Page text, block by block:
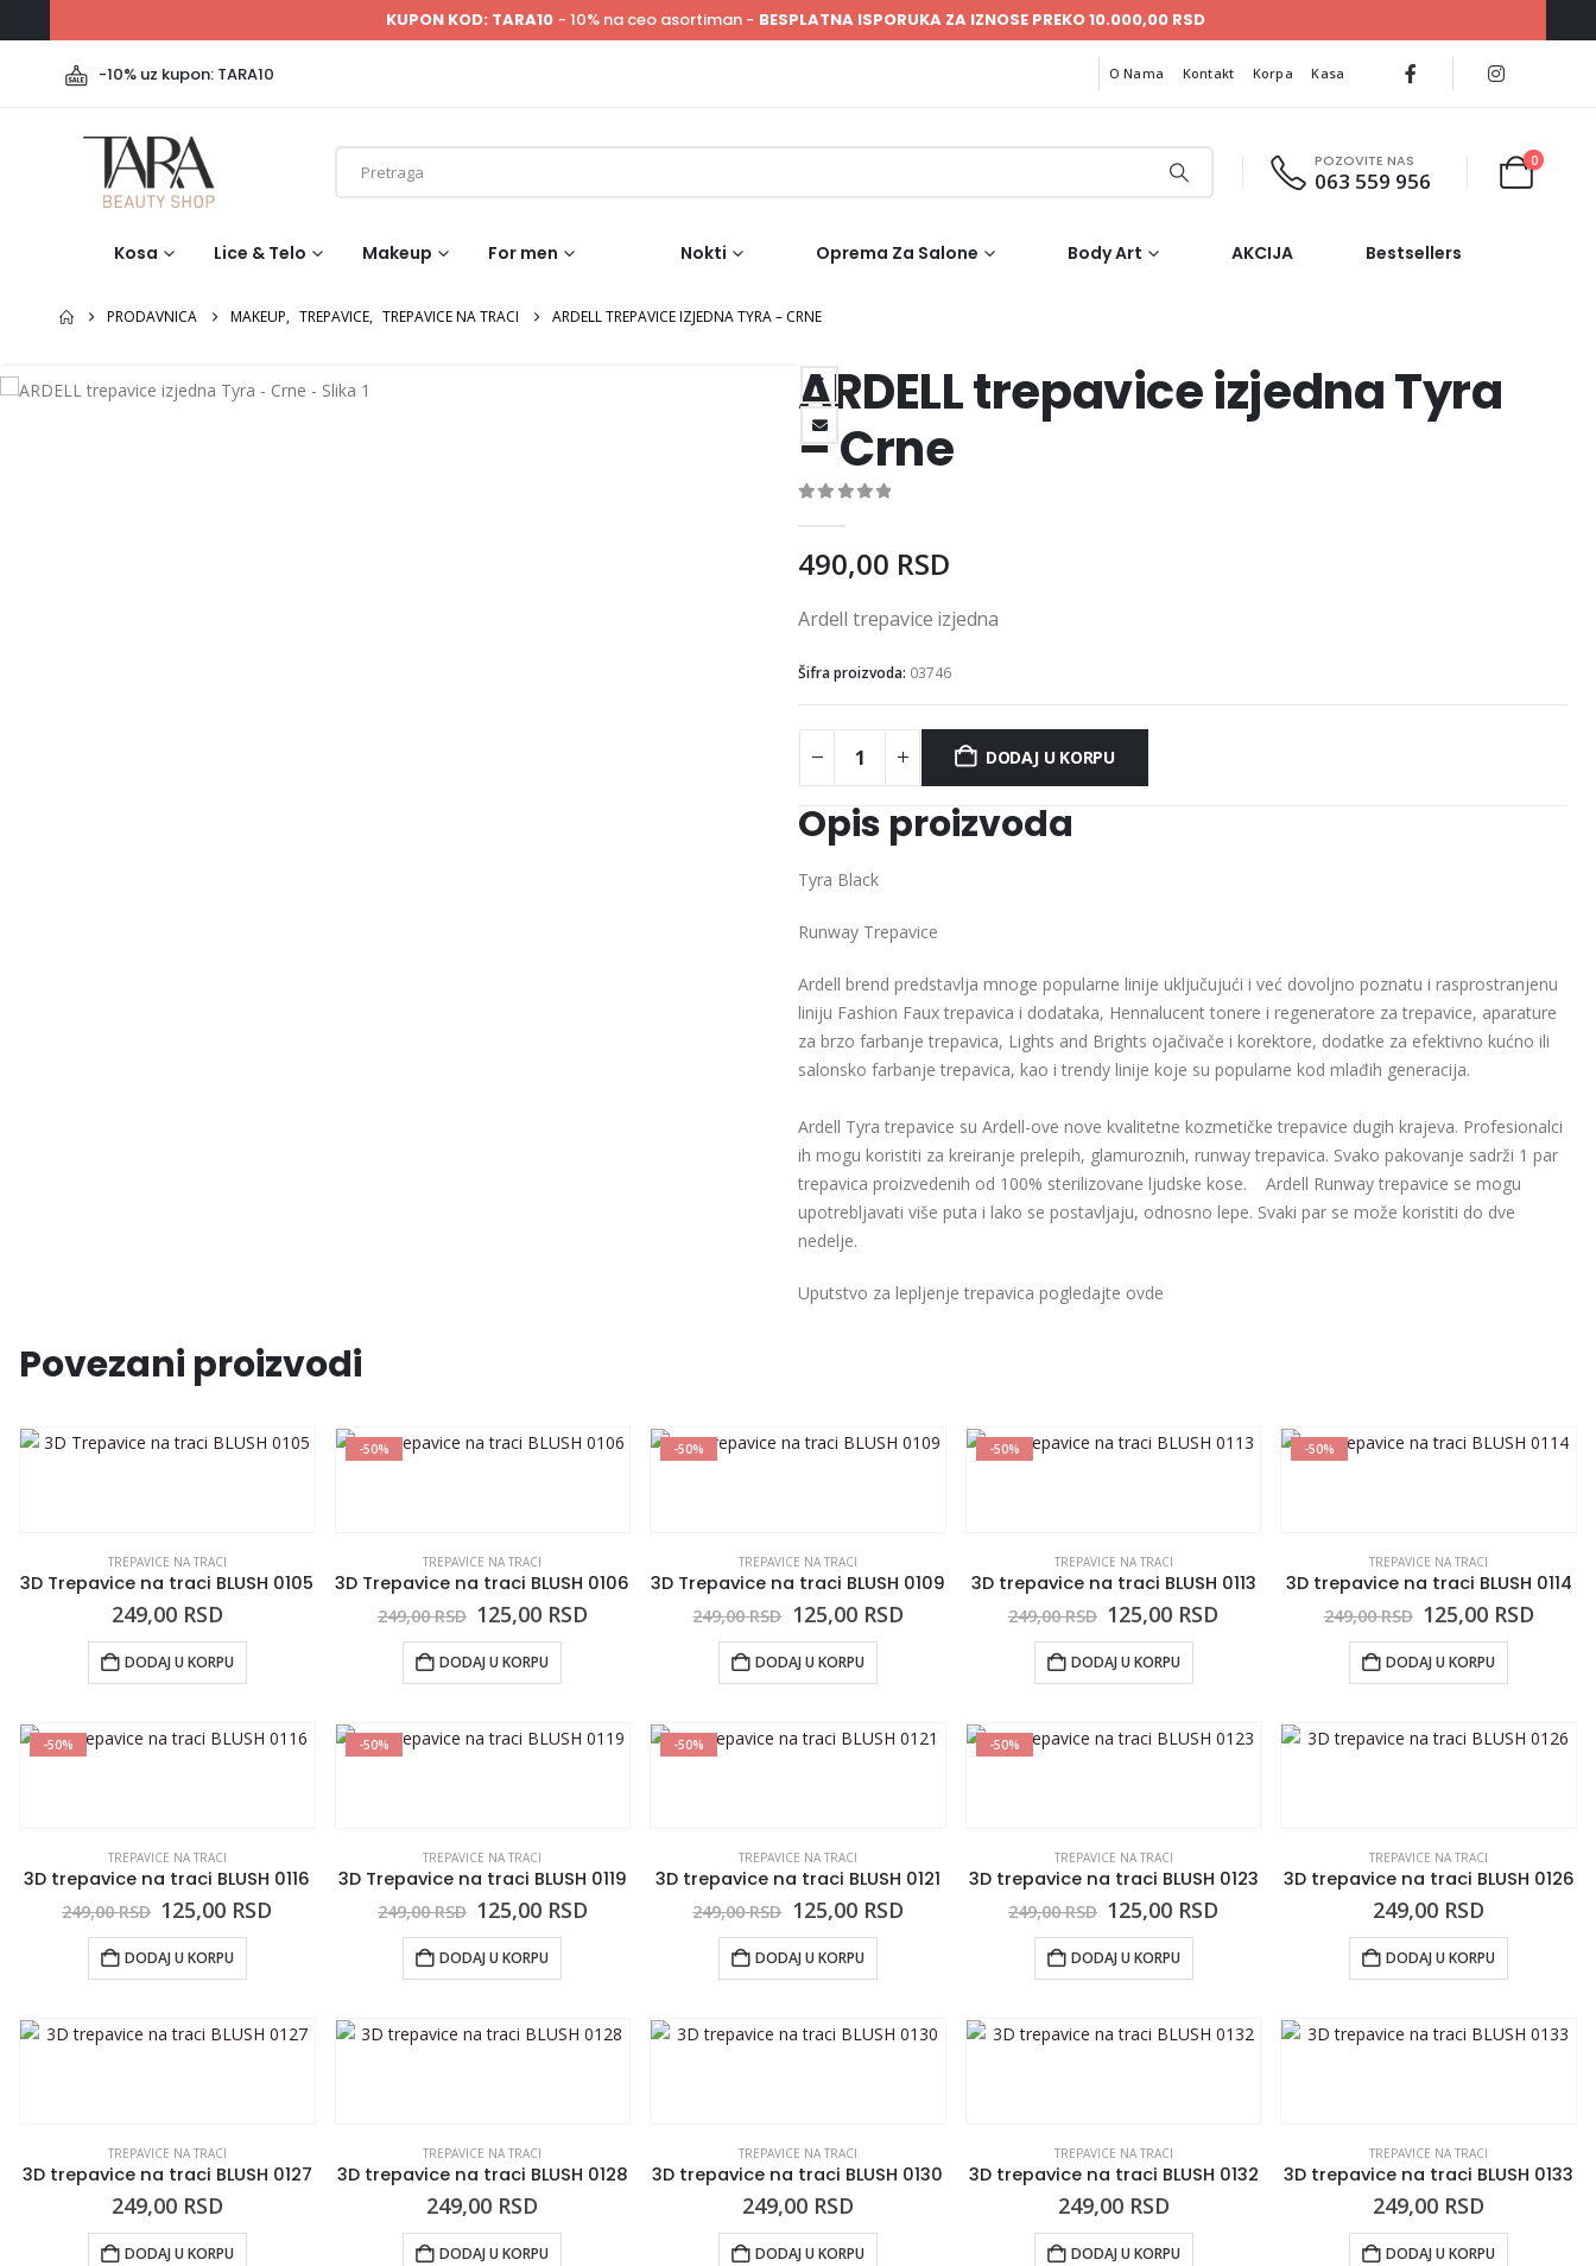
KUPON KOD: TARA10 - 10% na ceo asortiman - BESPLATNA ISPORUKA ZA IZNOSE PREKO 10.000,00 RSD
-10% uz kupon: TARA10 O Nama Kontakt Korpa Kasa
POZOVITE NAS
063 559 956
0
Kosa Lice & Telo Makeup For men Nokti Oprema Za Salone Body Art AKCIJA Bestsellers
PRODAVNICA MAKEUP, TREPAVICE, TREPAVICE NA TRACI ARDELL TREPAVICE IZJEDNA TYRA – CRNE
ARDELL trepavice izjedna Tyra
– Crne
490,00 RSD
Ardell trepavice izjedna
Šifra proizvoda: 03746
DODAJ U KORPU
Opis proizvoda
Tyra Black
Runway Trepavice
Ardell brend predstavlja mnoge popularne linije uključujući i već dovoljno poznatu i rasprostranjenu
liniju Fashion Faux trepavica i dodataka, Hennalucent tonere i regeneratore za trepavice, aparature
za brzo farbanje trepavica, Lights and Brights ojačivače i korektore, dodatke za efektivno kućno ili
salonsko farbanje trepavica, kao i trendy linije koje su popularne kod mlađih generacija.
Ardell Tyra trepavice su Ardell-ove nove kvalitetne kozmetičke trepavice dugih krajeva. Profesionalci
ih mogu koristiti za kreiranje prelepih, glamuroznih, runway trepavica. Svako pakovanje sadrži 1 par
trepavica proizvedenih od 100% sterilizovane ljudske kose. Ardell Runway trepavice se mogu
upotrebljavati više puta i lako se postavljaju, odnosno lepe. Svaki par se može koristiti do dve
nedelje.
Uputstvo za lepljenje trepavica pogledajte ovde
Povezani proizvodi
TREPAVICE NA TRACI
3D Trepavice na traci BLUSH 0105
249,00 RSD
DODAJ U KORPU
-50%
TREPAVICE NA TRACI
3D Trepavice na traci BLUSH 0106
249,00RSD 125,00 RSD
DODAJ U KORPU
-50%
TREPAVICE NA TRACI
3D Trepavice na traci BLUSH 0109
249,00RSD 125,00 RSD
DODAJ U KORPU
-50%
TREPAVICE NA TRACI
3D trepavice na traci BLUSH 0113
249,00RSD 125,00 RSD
DODAJ U KORPU
-50%
TREPAVICE NA TRACI
3D trepavice na traci BLUSH 0114
249,00RSD 125,00 RSD
DODAJ U KORPU
-50%
TREPAVICE NA TRACI
3D trepavice na traci BLUSH 0116
249,00RSD 125,00 RSD
DODAJ U KORPU
-50%
TREPAVICE NA TRACI
3D Trepavice na traci BLUSH 0119
249,00RSD 125,00 RSD
DODAJ U KORPU
-50%
TREPAVICE NA TRACI
3D trepavice na traci BLUSH 0121
249,00RSD 125,00 RSD
DODAJ U KORPU
-50%
TREPAVICE NA TRACI
3D trepavice na traci BLUSH 0123
249,00RSD 125,00 RSD
DODAJ U KORPU
TREPAVICE NA TRACI
3D trepavice na traci BLUSH 0126
249,00 RSD
DODAJ U KORPU
TREPAVICE NA TRACI
3D trepavice na traci BLUSH 0127
249,00 RSD
DODAJ U KORPU
TREPAVICE NA TRACI
3D trepavice na traci BLUSH 0128
249,00 RSD
DODAJ U KORPU
TREPAVICE NA TRACI
3D trepavice na traci BLUSH 0130
249,00 RSD
DODAJ U KORPU
TREPAVICE NA TRACI
3D trepavice na traci BLUSH 0132
249,00 RSD
DODAJ U KORPU
TREPAVICE NA TRACI
3D trepavice na traci BLUSH 0133
249,00 RSD
DODAJ U KORPU